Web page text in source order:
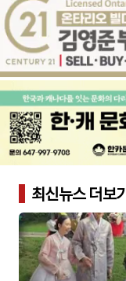
최신뉴스 더보기